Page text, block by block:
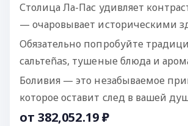
Столица Ла-Пас удивляет
— очаровывает историческими
Обязательно попробуйте
сальтеñas, тушеные блюда и
Боливия — это незабываемое
которое оставит след в вашей
от 382,052.19 ₽